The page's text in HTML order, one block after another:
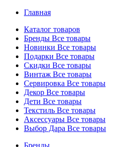
Главная
Каталог товаров
Бренды Все товары
Новинки Все товары
Подарки Все товары
Скидки Все товары
Винтаж Все товары
Сервировка Все товары
Декор Все товары
Дети Все товары
Текстиль Все товары
Аксессуары Все товары
Выбор Дара Все товары
Бренды